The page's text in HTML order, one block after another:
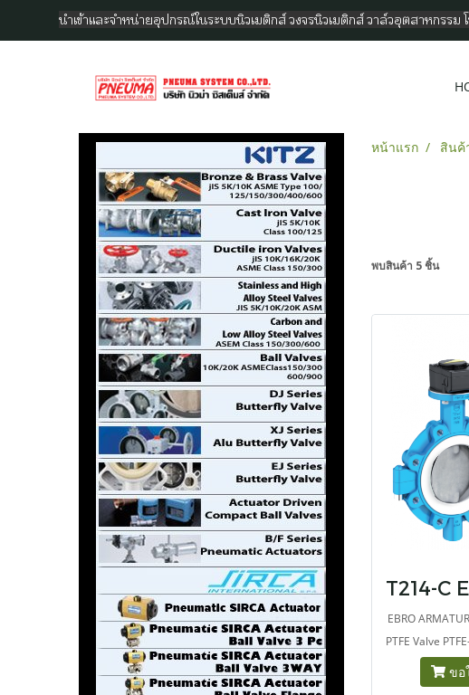
นำเข้าและจำหน่ายอุปกรณ์ในระบบนิวเมติกส์ วงจรนิวเมติกส์ วาล์วอุตสาหกร
หน้าแรก สินค้
พบสินค้า 5 ชิ้น
EBRO
PTFE Valve
toxicขอ